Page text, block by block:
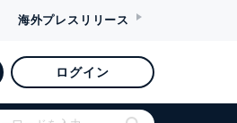
海外プレスリリース
ログイン